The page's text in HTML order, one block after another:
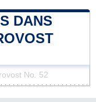
DANS
No. 52